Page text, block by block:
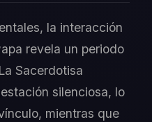
la interacción
revela un periodo
Sacerdotisa
silenciosa, lo
mientras que